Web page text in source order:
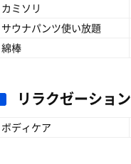
カミソリ
サウナパンツ使い放題
綿棒
リラクゼーション
ボディケア